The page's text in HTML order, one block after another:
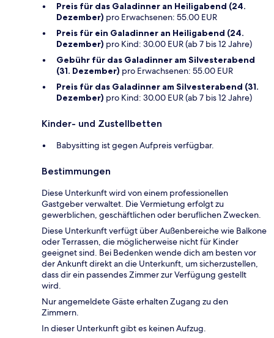
Preis für das Galadinner an Heiligabend (24.
Dezember) pro Erwachsenen: 55.00 EUR
Preis für ein Galadinner an Heiligabend (24.
Dezember) pro Kind: 30.00 EUR (ab 7 bis 12 Jahre)
Gebühr für das Galadinner am Silvesterabend
(31. Dezember) pro Erwachsenen: 55.00 EUR
Preis für das Galadinner am Silvesterabend (31.
Dezember) pro Kind: 30.00 EUR (ab 7 bis 12 Jahre)
Kinder- und Zustellbetten
Babysitting ist gegen Aufpreis verfügbar.
Bestimmungen
Diese Unterkunft wird von einem professionellen
Gastgeber verwaltet. Die Vermietung erfolgt zu
gewerblichen, geschäftlichen oder beruflichen Zwecken.
Diese Unterkunft verfügt über Außenbereiche wie Balkone
oder Terrassen, die möglicherweise nicht für Kinder
geeignet sind. Bei Bedenken wende dich am besten vor
der Ankunft direkt an die Unterkunft, um sicherzustellen,
dass dir ein passendes Zimmer zur Verfügung gestellt
wird.
Nur angemeldete Gäste erhalten Zugang zu den
Zimmern.
In dieser Unterkunft gibt es keinen Aufzug.